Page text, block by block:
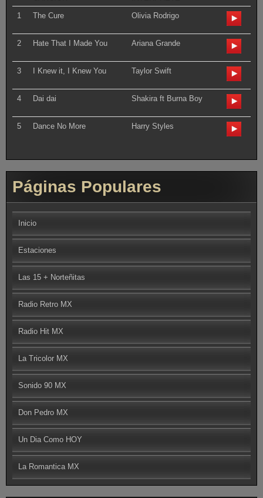
1 The Cure Olivia Rodrigo
2 Hate That I Made You Ariana Grande
3 I Knew it, I Knew You Taylor Swift
4 Dai dai Shakira ft Burna Boy
5 Dance No More Harry Styles
Páginas Populares
Inicio
Estaciones
Las 15 + Norteñitas
Radio Retro MX
Radio Hit MX
La Tricolor MX
Sonido 90 MX
Don Pedro MX
Un Dia Como HOY
La Romantica MX